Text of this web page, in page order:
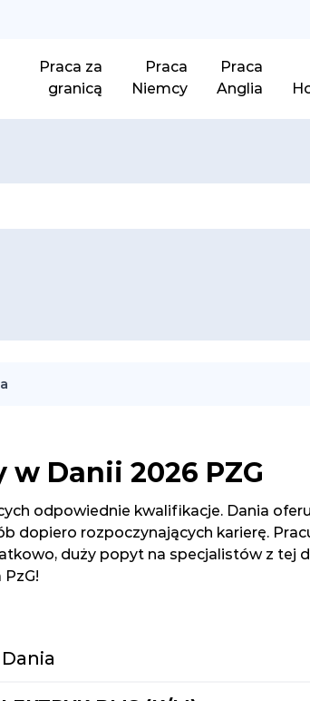
Praca za
granicą
Praca
Niemcy
Praca
Anglia
Danii 2026 PZG
odpowiednie kwalifikacje. Dania
dopiero rozpoczynających karierę.
duży popyt na specjalistów z tej